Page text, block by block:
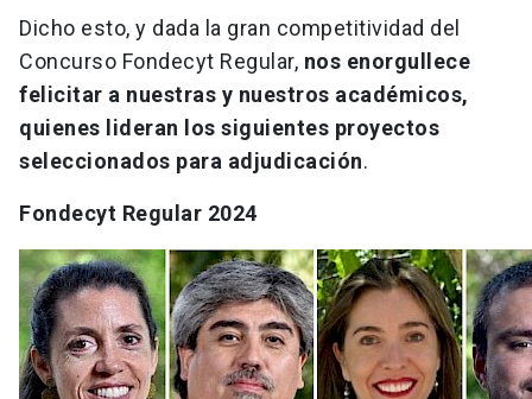
Dicho esto, y dada la gran competitividad del
Concurso Fondecyt Regular, nos enorgullece
felicitar a nuestras y nuestros académicos,
quienes lideran los siguientes proyectos
seleccionados para adjudicación.
Fondecyt Regular 2024